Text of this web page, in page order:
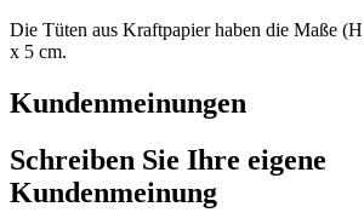
Die Tüten aus Kraftpapier haben die Maße
x 5 cm.
Kundenmeinungen
Schreiben Sie Ihre eigene
Kundenmeinung